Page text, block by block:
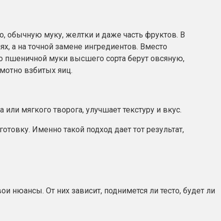
обычную муку, желтки и даже часть фруктов. В
а на точной замене ингредиентов. Вместо
пшеничной муки высшего сорта берут овсяную,
взбитых яиц.
мягкого творога, улучшает текстуру и вкус.
Именно такой подход дает тот результат,
нюансы. От них зависит, поднимется ли тесто, будет ли